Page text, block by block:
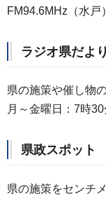
FM94.6MHz（水戸
ラジオ県だよ
県の施策や催し物
月～金曜日：7時
県政スポット
県の施策をセンチ